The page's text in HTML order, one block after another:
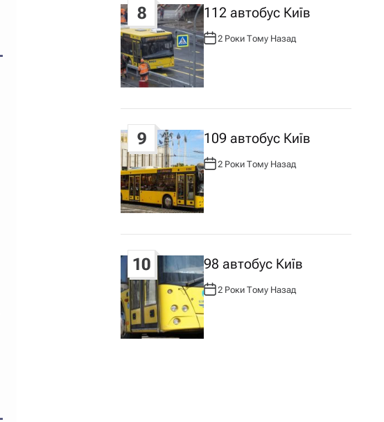
8 112 автобус Київ
А
В
О
Р
:
2 Роки Тому Назад
9 109 автобус Київ
А
В
Т
О
Р
:
2 Роки Тому Назад
10 98 автобус Київ
А
В
Т
О
Р
:
2 Роки Тому Назад